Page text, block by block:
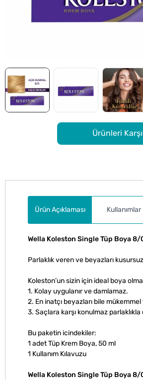
Ürünleri
Ürün Açıklaması Kullanımlar
Wella Koleston Single Tüp Boya 8/
Parlaklık veren ve beyazları
Koleston’un sizin için ideal boya
1. Kolay uygulanır ve damlamaz.
2. En inatçı beyazları bile
3. Saçlara karşı konulmaz
Bu paketin icindekiler:
1 adet Tüp Krem Boya, 50 ml
1 Kullanım Kılavuzu
Wella Koleston Single Tüp Boya 8/